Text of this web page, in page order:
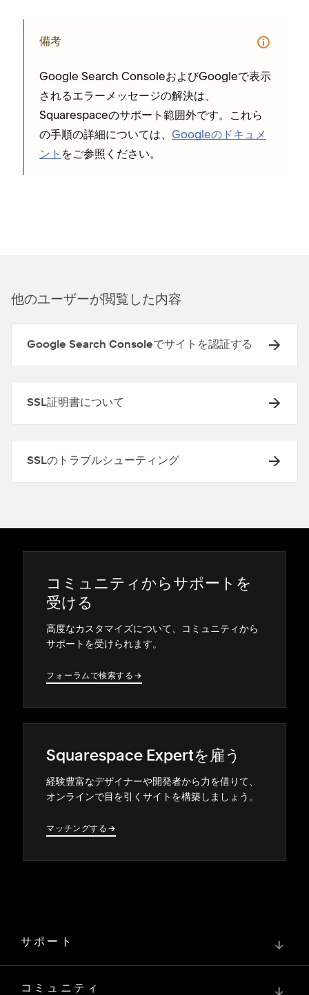
備考
Google Search ConsoleおよびGoogleで表示
されるエラ⁠ーメ⁠ッセ⁠ージの解決は⁠、
Squarespaceのサポ⁠ート範囲外です⁠。これら
の手順の詳細については⁠、 Googleのドキ⁠ュメ
ント をご参照ください⁠。
他のユ⁠ーザ⁠ーが閲覧した内容
Google Search Consoleでサイトを認証する
SSL証明書について
SSLのトラブルシューティング
コミ⁠ュニテ⁠ィからサポ⁠ートを
受ける
高度なカスタマイズについて⁠、コミ⁠ュニテ⁠ィから
サポ⁠ートを受けられます⁠。
フ⁠ォ⁠ーラムで検索する →
→
Squarespace Expertを雇う
経験豊富なデザイナ⁠ーや開発者から力を借りて⁠、
オンラインで目を引くサイトを構築しまし⁠ょう⁠。
マ⁠ッチングする →
→
サポート ↓
コミュニティ ↓